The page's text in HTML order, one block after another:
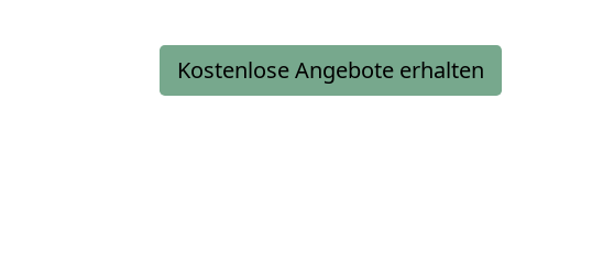
Kostenlose Angebote erhalten